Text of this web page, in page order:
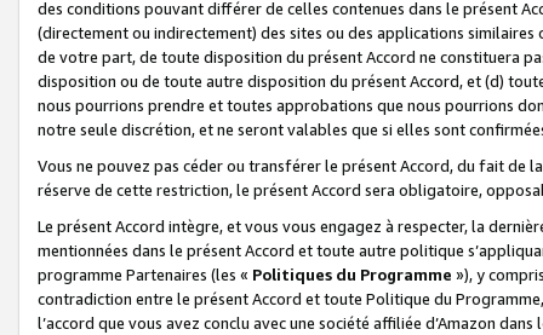
des conditions pouvant différer de celles contenues dans le présent
(directement ou indirectement) des sites ou des applications
de votre part, de toute disposition du présent Accord ne constituera
disposition ou de toute autre disposition du présent Accord, et (d)
nous pourrions prendre et toutes approbations que nous pourrions
notre seule discrétion, et ne seront valables que si elles sont
Vous ne pouvez pas céder ou transférer le présent Accord, du fait de
réserve de cette restriction, le présent Accord sera obligatoire,
Le présent Accord intègre, et vous vous engagez à respecter, la
mentionnées dans le présent Accord et toute autre politique
programme Partenaires (les « Politiques du Programme »), y
contradiction entre le présent Accord et toute Politique du
l’accord que vous avez conclu avec une société affiliée d’Amazon